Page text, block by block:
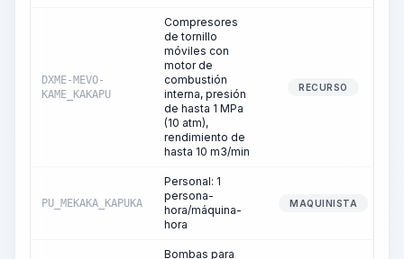
DXME-MEVO-
KAME_KAKAPU
Compresores
de tornillo
móviles con
motor de
combustión
interna, presión
de hasta 1 MPa
(10 atm),
rendimiento de
hasta 10 m3/min
RECURSO
PU_MEKAKA_KAPUKA
Personal: 1
persona-
hora/máquina-
hora
MAQUINISTA
Bombas para